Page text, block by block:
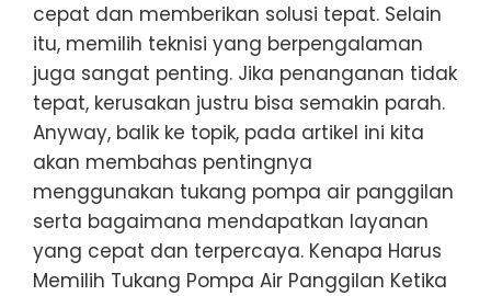
cepat dan memberikan solusi tepat. Selain
itu, memilih teknisi yang berpengalaman
juga sangat penting. Jika penanganan tidak
tepat, kerusakan justru bisa semakin parah.
Anyway, balik ke topik, pada artikel ini kita
akan membahas pentingnya
menggunakan tukang pompa air panggilan
serta bagaimana mendapatkan layanan
yang cepat dan terpercaya. Kenapa Harus
Memilih Tukang Pompa Air Panggilan Ketika